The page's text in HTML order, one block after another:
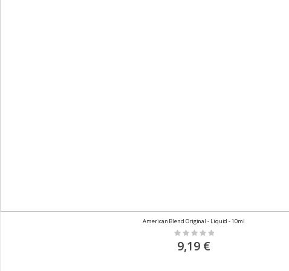
American Blend Original - Liquid - 10ml
Rating:
9,19 €